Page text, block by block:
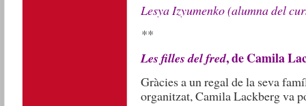
Lesya Izyumenko (alumna del
**
Les filles del fred, de Camila
Gràcies a un regal de la seva
organitzat, Camila Lackberg va